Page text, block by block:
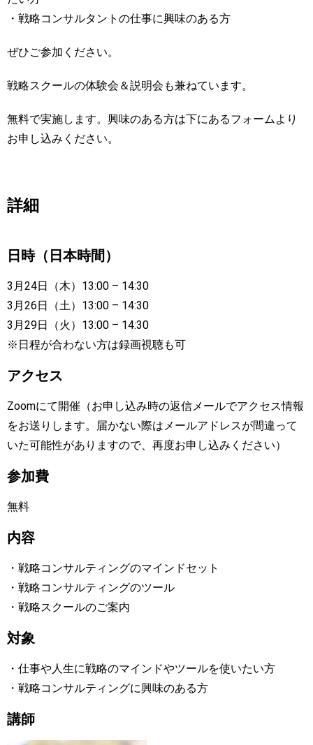
・戦略コンサルタントの仕事に興味のある方
ぜひご参加ください。
戦略スクールの体験会＆説明会も兼ねています。
無料で実施します。興味のある方は下にあるフォームより
お申し込みください。
詳細
日時（日本時間）
3月24日（木）13:00 – 14:30
3月26日（土）13:00 – 14:30
3月29日（火）13:00 – 14:30
※日程が合わない方は録画視聴も可
アクセス
Zoomにて開催（お申し込み時の返信メールでアクセス情報
をお送りします。届かない際はメールアドレスが間違って
いた可能性がありますので、再度お申し込みください）
参加費
無料
内容
・戦略コンサルティングのマインドセット
・戦略コンサルティングのツール
・戦略スクールのご案内
対象
・仕事や人生に戦略のマインドやツールを使いたい方
・戦略コンサルティングに興味のある方
講師